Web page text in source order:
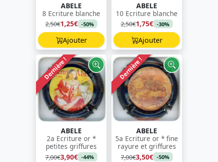
ABELE
8 Ecriture blanche
2,50€1,25€ -50%
Ajouter
ABELE
10 Ecriture blanche
2,50€1,75€ -30%
Ajouter
Dernière !
ABELE
2a Ecriture or *
petites griffures
7,00€3,90€ -44%
Dernière !
ABELE
5a Ecriture or * fine
rayure et griffures
7,00€3,50€ -50%